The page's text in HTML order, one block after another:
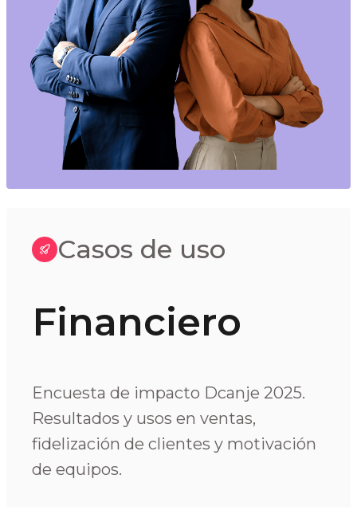
Casos de uso
Financiero
Encuesta de impacto Dcanje 2025.
Resultados y usos en ventas,
fidelización de clientes y motivación
de equipos.